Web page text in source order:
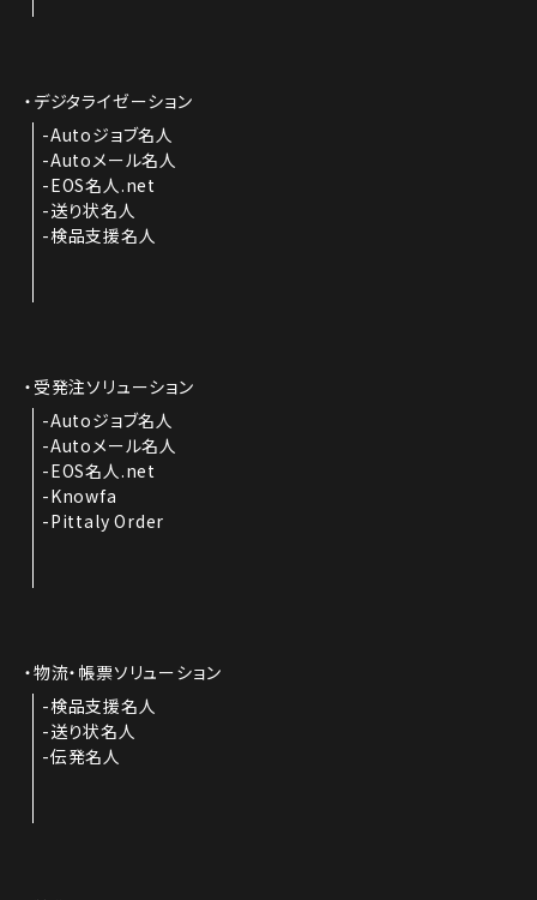
デジタライゼーション
Autoジョブ名人
Autoメール名人
EOS名人.net
送り状名人
検品支援名人
受発注ソリューション
Autoジョブ名人
Autoメール名人
EOS名人.net
Knowfa
Pittaly Order
物流・帳票ソリューション
検品支援名人
送り状名人
伝発名人